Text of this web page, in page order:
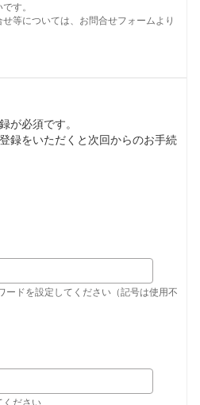
す。
等については、お問合せフォームより
が必須です。
録をいただくと次回からのお手続
ードを設定してください（記号は使用不
ください